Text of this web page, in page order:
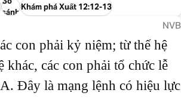
sánh
Khám phá Xuất 12:12-13
NVB
con phải kỷ niệm; từ thế hệ
khác, các con phải tổ chức lễ
Đây là mạng lệnh có hiệu lực